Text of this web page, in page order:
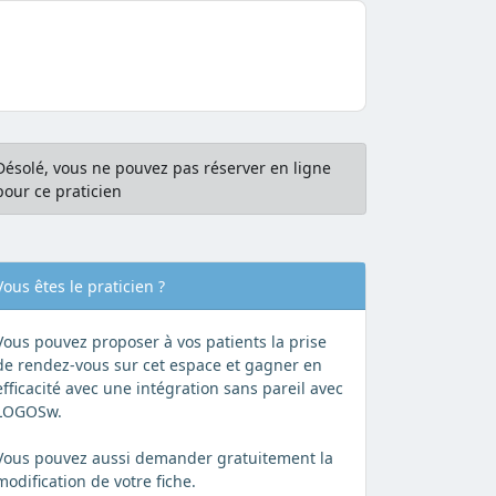
vous ne pouvez pas réserver en ligne
ce praticien
êtes le praticien ?
pouvez proposer à vos patients la prise
rendez-vous sur cet espace et gagner en
avec une intégration sans pareil avec
pouvez aussi demander gratuitement la
de votre fiche.